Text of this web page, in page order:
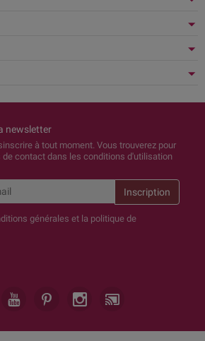
newsletter
à tout moment. Vous trouverez pour
contact dans les conditions d'utilisation
générales et la politique de